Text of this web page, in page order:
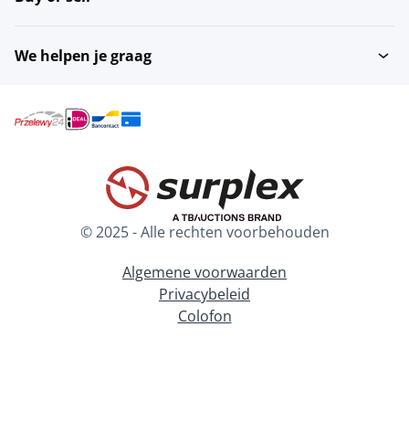
We helpen je graag
© 2025 - Alle rechten voorbehouden
Algemene voorwaarden
Privacybeleid
Colofon